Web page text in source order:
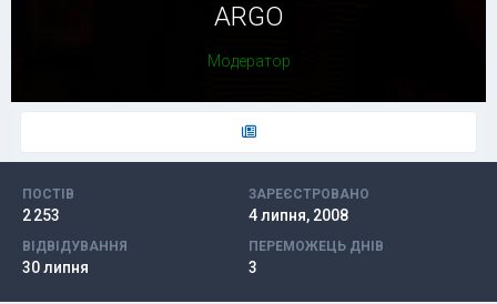
ARGO
Модератор
ПОСТІВ
2 253
ЗАРЕЄСТРОВАНО
4 липня, 2008
ВІДВІДУВАННЯ
30 липня
ПЕРЕМОЖЕЦЬ ДНІВ
3